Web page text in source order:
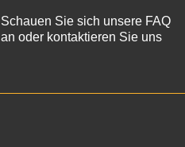
Schauen Sie sich unsere FAQ
an oder kontaktieren Sie uns